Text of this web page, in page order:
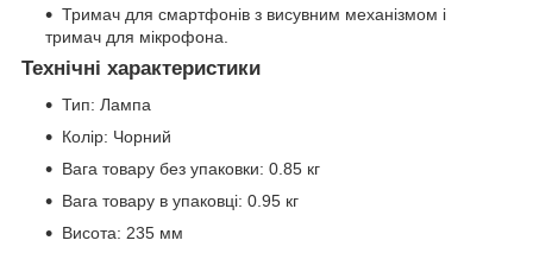
Тримач для смартфонів з висувним механізмом і
тримач для мікрофона.
Технічні характеристики
Тип: Лампа
Колір: Чорний
Вага товару без упаковки: 0.85 кг
Вага товару в упаковці: 0.95 кг
Висота: 235 мм